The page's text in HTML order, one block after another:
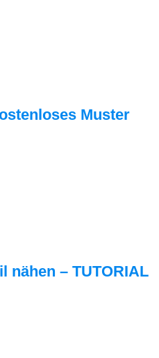
Muster
nähen – TUTORIAL